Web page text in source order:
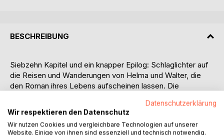
BESCHREIBUNG
Siebzehn Kapitel und ein knapper Epilog: Schlaglichter auf
die Reisen und Wanderungen von Helma und Walter, die
den Roman ihres Lebens aufscheinen lassen. Die
Küste in der Türkei, die Azoren im Atlantik, die norwegische
Küste vor dem Eismeer, im Zentrum Europas ein kleiner Ort
im Osten Tschechiens, die Bergwelt des Antilibanon in
Datenschutzerklärung
Wir respektieren den Datenschutz
Wir nutzen Cookies und vergleichbare Technologien auf unserer
Website. Einige von ihnen sind essenziell und technisch notwendig.